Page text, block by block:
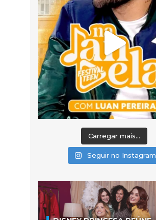
Carregar mais...
Seguir no Instagram